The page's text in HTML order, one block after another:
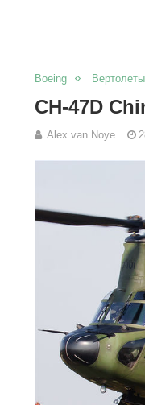
Boeing Вертолеты
CH-47D
Alex van Noye